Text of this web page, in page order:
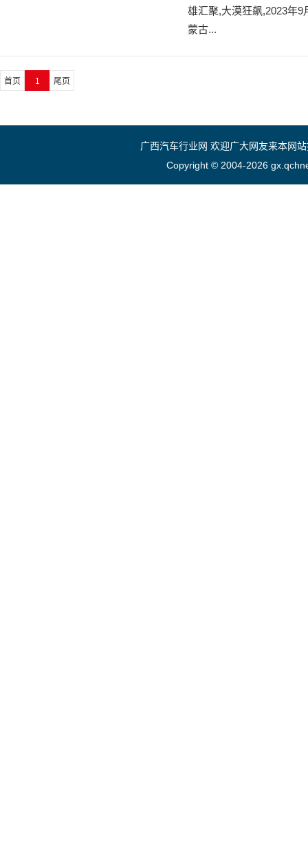
雄汇聚,大漠狂飙,2023年
蒙古...
首页 1 尾页
广西汽车行业网 欢迎广大网友来本网
Copyright © 2004-2026